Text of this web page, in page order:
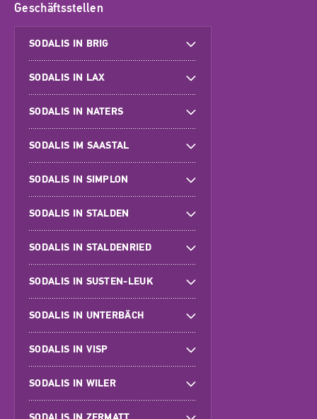
Geschäftsstellen
SODALIS IN BRIG
SODALIS IN LAX
SODALIS IN NATERS
SODALIS IM SAASTAL
SODALIS IN SIMPLON
SODALIS IN STALDEN
SODALIS IN STALDENRIED
SODALIS IN SUSTEN-LEUK
SODALIS IN UNTERBÄCH
SODALIS IN VISP
SODALIS IN WILER